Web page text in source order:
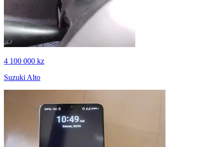
4 100 000 kz
Suzuki Alto